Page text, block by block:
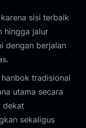
sisi terbaik
hingga jalur
dengan berjalan
tradisional
utama secara
dekat
sekaligus